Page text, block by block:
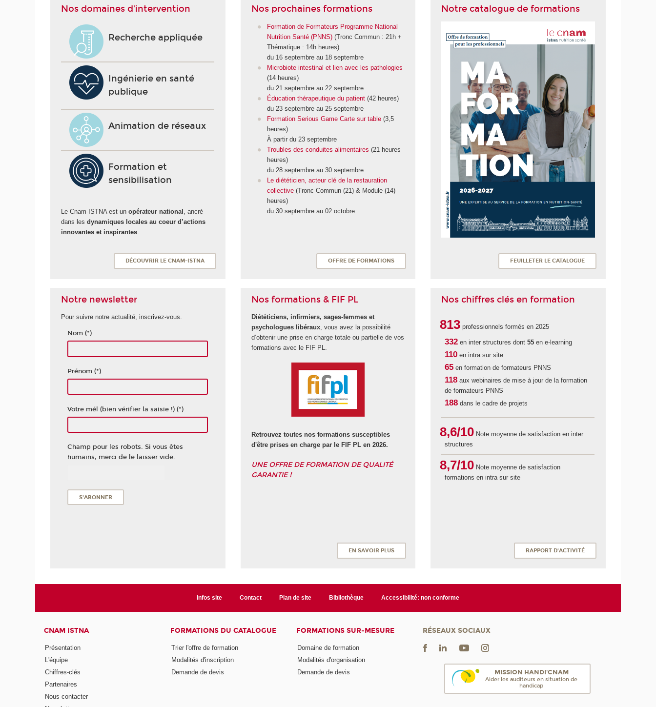
Nos domaines d'intervention
Recherche appliquée
Ingénierie en santé
publique
Animation de réseaux
Formation et
sensibilisation
Le Cnam-ISTNA est unopérateur national , ancré
dans lesdynamiques locales au coeur d’actions
innovantes et inspirantes.
DÉCOUVRIR LE CNAM-ISTNA
Nos prochaines formations
Formation de Formateurs Programme National
Nutrition Santé (PNNS) (Tronc Commun : 21h +
Thématique : 14h heures)
du 16 septembre au 18 septembre
Microbiote intestinal et lien avec les pathologies
(14 heures)
du 21 septembre au 22 septembre
Éducation thérapeutique du patient (42 heures)
du 23 septembre au 25 septembre
Formation Serious Game Carte sur table(3,5
heures)
À partir du 23 septembre
Troubles des conduites alimentaires (21 heures
heures)
du 28 septembre au 30 septembre
Le diététicien, acteur clé de la restauration
collective (Tronc Commun (21) & Module (14)
heures)
du 30 septembre au 02 octobre
OFFRE DE FORMATIONS
Notre catalogue de formations
FEUILLETER LE CATALOGUE
Notre newsletter
Pour suivre notre actualité, inscrivez-vous.
Nom (*)
Prénom (*)
Votre mél (bien vérifier la saisie !) (*)
Champ pour les robots. Si vous êtes
humains, merci de le laisser vide.
Nos formations & FIF PL
Diététiciens, infirmiers, sages-femmes et
psychologues libéraux, vous avez la possibilité
d’obtenir une prise en charge totale ou partielle de vos
formations avec le FIF PL.
Retrouvez toutes nos formations susceptibles
d'être prises en charge par le FIF PL en 2026.
UNE OFFRE DE FORMATION DE QUALITÉ
GARANTIE !
EN SAVOIR PLUS
Nos chiffres clés en formation
813professionnels formés en 2025
332en inter structures dont 55en e-learning
110en intra sur site
65en formation de formateurs PNNS
118aux webinaires de mise à jour de la formation
de formateurs PNNS
188dans le cadre de projets
8,6/10Note moyenne de satisfaction en inter
structures
8,7/10Note moyenne de satisfaction
formations en intra sur site
RAPPORT D'ACTIVITÉ
Infos site Contact Plan de site Bibliothèque Accessibilité: non conforme
CNAM ISTNA
Présentation
L'équipe
Chiffres-clés
Partenaires
Nous contacter
FORMATIONS DU CATALOGUE
Trier l'offre de formation
Modalités d'inscription
Demande de devis
FORMATIONS SUR-MESURE
Domaine de formation
Modalités d'organisation
Demande de devis
RÉSEAUX SOCIAUX
MISSION HANDI'CNAM
Aider les auditeurs en situation de
handicap